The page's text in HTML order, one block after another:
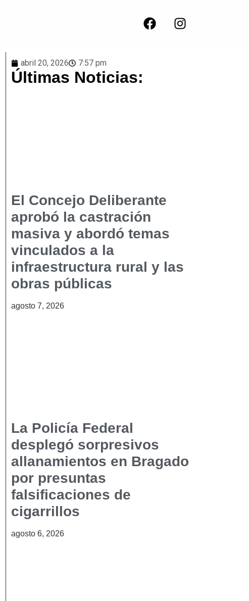
abril 20, 2026 7:57 pm
Últimas Noticias:
El Concejo Deliberante
aprobó la castración
masiva y abordó temas
vinculados a la
infraestructura rural y las
obras públicas
agosto 7, 2026
La Policía Federal
desplegó sorpresivos
allanamientos en Bragado
por presuntas
falsificaciones de
cigarrillos
agosto 6, 2026